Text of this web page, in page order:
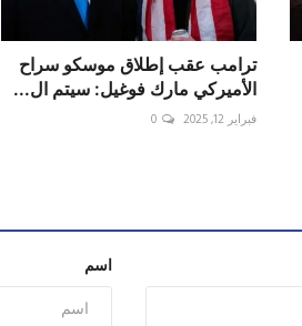
ترامب عقب إطلاق موسكو سراح
الأميركي مارك فوغيل: سيتم ال...
فبراير 12, 2025 0
اسم